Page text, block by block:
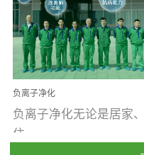
分、通风四个条件影响
温暖潮湿、营养物质多、
通风缓慢的空间最易滋
大量霉菌的...
负离子净化
负离子净化无论是居家、
住...